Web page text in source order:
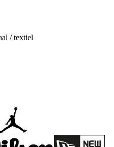
/ textiel